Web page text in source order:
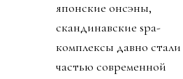
японские онсэны,
скандинавские spa-
комплексы давно стали
частью современной